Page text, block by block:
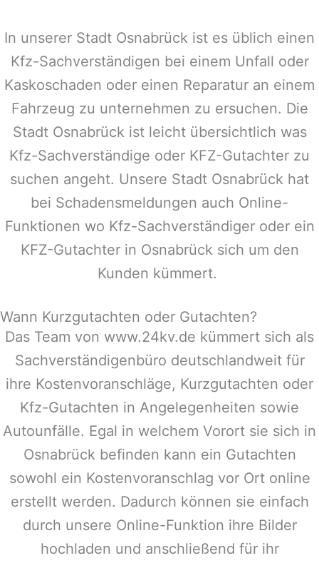
In unserer Stadt Osnabrück ist es üblich einen
Kfz-Sachverständigen bei einem Unfall oder
Kaskoschaden oder einen Reparatur an einem
Fahrzeug zu unternehmen zu ersuchen. Die
Stadt Osnabrückist leicht übersichtlich was
Kfz-Sachverständige oder KFZ-Gutachter zu
suchen angeht. Unsere Stadt Osnabrück hat
bei Schadensmeldungen auch Online-
Funktionen wo Kfz-Sachverständiger oder ein
KFZ-Gutachter in Osnabrücksich um den
Kunden kümmert.
Wann Kurzgutachten oder Gutachten?
Das Team von www.24kv.de kümmert sich als
Sachverständigenbüro deutschlandweit für
ihre Kostenvoranschläge, Kurzgutachten oder
Kfz-Gutachten in Angelegenheiten sowie
Autounfälle. Egal in welchem Vorort sie sich in
Osnabrückbefinden kann ein Gutachten
sowohl ein Kostenvoranschlag vor Ort online
erstellt werden. Dadurch können sie einfach
durch unsere Online-Funktion ihre Bilder
hochladen und anschließend für ihr